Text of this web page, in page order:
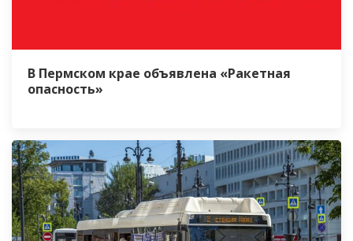
В Пермском крае объявлена «Ракетная
опасность»